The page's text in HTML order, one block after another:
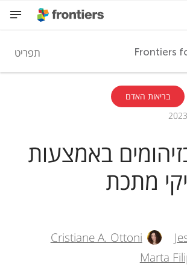
Frontiers תפריט
השתתפות
בריאות האדם
באמצעות
מתכת
Cristiane A. Ottoni
Marta